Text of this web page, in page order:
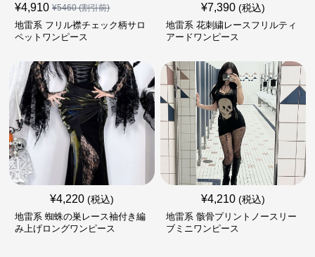
¥4,910 ¥5460(割引前)
地雷系 フリル襟チェック柄サロ
ペットワンピース
¥7,390 (税込)
地雷系 花刺繍レースフリルティ
アードワンピース
¥4,220 (税込)
地雷系 蜘蛛の巣レース袖付き編
み上げロングワンピース
¥4,210 (税込)
地雷系 骸骨プリントノースリー
ブミニワンピース